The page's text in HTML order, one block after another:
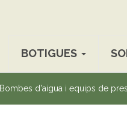
BOTIGUES
Bombes d'aigua i equips de